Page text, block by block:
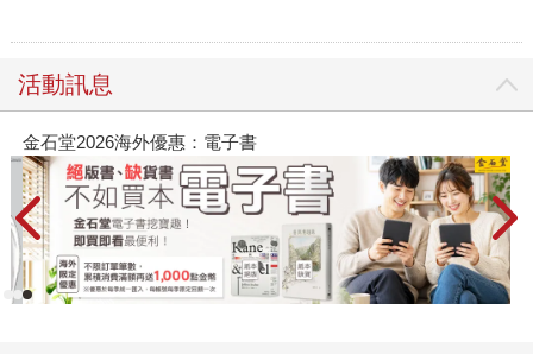
活動訊息
金石堂2026海外優惠：電子書